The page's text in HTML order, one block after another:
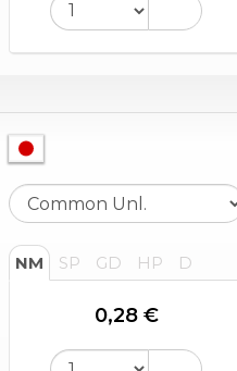
NM SP GD HP D
0,28 €